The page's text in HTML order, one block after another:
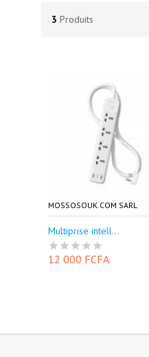
3 Produits
MOSSOSOUK.COM SARL
Multiprise intell...
12 000 FCFA